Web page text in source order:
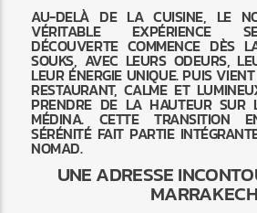
AU-DELÀ DE LA CUISINE, LE
VÉRITABLE EXPÉRIENCE
DÉCOUVERTE COMMENCE DÈS
SOUKS, AVEC LEURS ODEURS,
LEUR ÉNERGIE UNIQUE. PUIS
RESTAURANT, CALME ET
PRENDRE DE LA HAUTEUR SUR
MÉDINA. CETTE TRANSITION
SÉRÉNITÉ FAIT PARTIE
NOMAD.
UNE ADRESSE
MARRAKECH